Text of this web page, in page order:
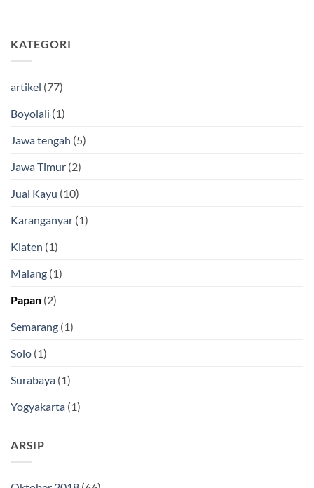
KATEGORI
artikel (77)
Boyolali (1)
Jawa tengah (5)
Jawa Timur (2)
Jual Kayu (10)
Karanganyar (1)
Klaten (1)
Malang (1)
Papan (2)
Semarang (1)
Solo (1)
Surabaya (1)
Yogyakarta (1)
ARSIP